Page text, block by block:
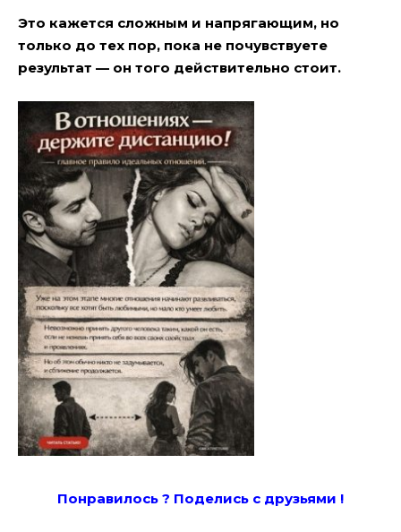
Это кажется сложным и напрягающим, но
только до тех пор, пока не почувствуете
результат — он того действительно стоит.
Понравилось ? Поделись с друзьями !